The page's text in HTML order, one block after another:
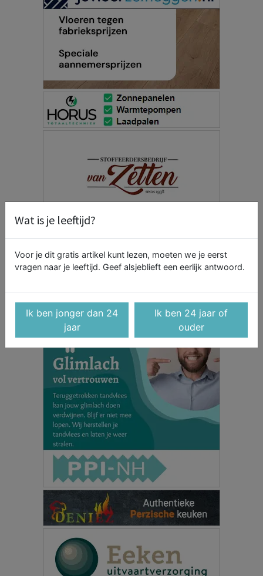
Wat is je leeftijd?
Voor je dit gratis artikel kunt lezen, moeten we je eerst
vragen naar je leeftijd. Geef alsjeblieft een eerlijk antwoord.
Ik ben jonger dan 24
jaar
Ik ben 24 jaar of
ouder